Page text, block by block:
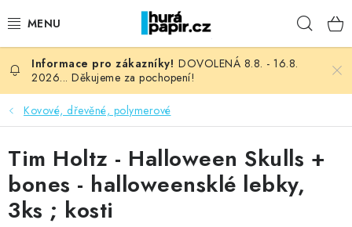
na
NOVINKY
HURÁ DÍLNA
VŠECHNO ZBOŽÍ
KNIHAŘSKÝ MATERIÁL
DOVOLENÁ 8.8. - 16.8.
2026... Děkujeme za pochopení!
Kovové, dřevěné, polymerové
Tim Holtz - Halloween Skulls +
bones - halloweensklé lebky,
3ks ; kosti